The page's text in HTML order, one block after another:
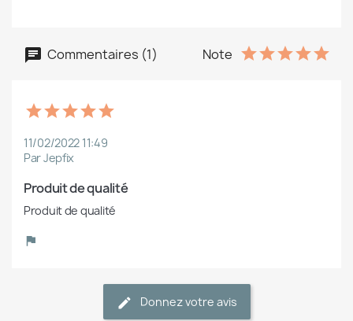
Commentaires (1) Note
11/02/2022 11:49
Par Jepfix
Produit de qualité
Produit de qualité
Donnez votre avis